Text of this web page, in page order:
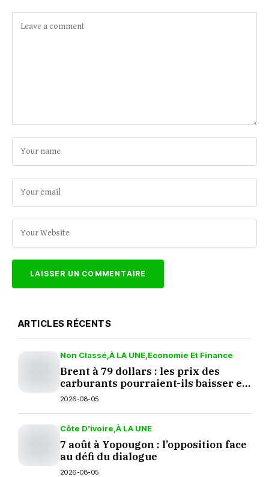
ARTICLES RÉCENTS
Non Classé À LA UNE Economie Et Finance
Brent à 79 dollars : les prix des
carburants pourraient-ils baisser en
septembre ?
2026-08-05
Côte D’ivoire À LA UNE
7 août à Yopougon : l’opposition face
au défi du dialogue
2026-08-05